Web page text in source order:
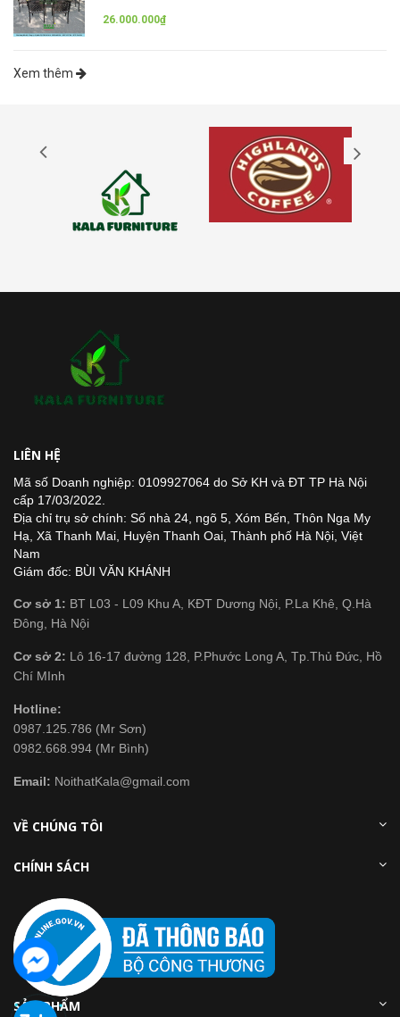
26.000.000₫
Xem thêm
LIÊN HỆ
Mã số Doanh nghiệp: 0109927064 do Sở KH và ĐT TP Hà Nội
cấp 17/03/2022.
Địa chỉ trụ sở chính: Số nhà 24, ngõ 5, Xóm Bến, Thôn Nga My
Hạ, Xã Thanh Mai, Huyện Thanh Oai, Thành phố Hà Nội, Việt
Nam
Giám đốc: BÙI VĂN KHÁNH
Cơ sở 1: BT L03 - L09 Khu A, KĐT Dương Nội, P.La Khê, Q.Hà
Đông, Hà Nội
Cơ sở 2: Lô 16-17 đường 128, P.Phước Long A, Tp.Thủ Đức, Hồ
Chí MInh
Hotline:
0987.125.786 (Mr Sơn)
0982.668.994 (Mr Bình)
Email: NoithatKala@gmail.com
VỀ CHÚNG TÔI
CHÍNH SÁCH
SẢN PHẨM